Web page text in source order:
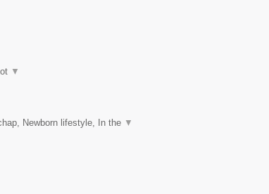
▼
Newborn lifestyle, In the ▼